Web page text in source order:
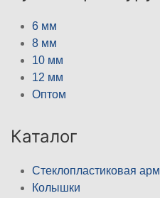
6 мм
8 мм
10 мм
12 мм
Оптом
Каталог
Стеклопластиковая
Колышки